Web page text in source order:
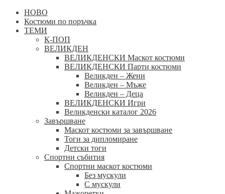
НОВО
Костюми по поръчка
ТЕМИ
К-ПОП
ВЕЛИКДЕН
ВЕЛИКДЕНСКИ Маскот костюми
ВЕЛИКДЕНСКИ Парти костюми
Великден – Жени
Великден – Мъже
Великден – Деца
ВЕЛИКДЕНСКИ Игри
Великденски каталог 2026
Завършване
Маскот костюми за завършване
Тоги за дипломиране
Детски тоги
Спортни събития
Спортни маскот костюми
Без мускули
С мускули